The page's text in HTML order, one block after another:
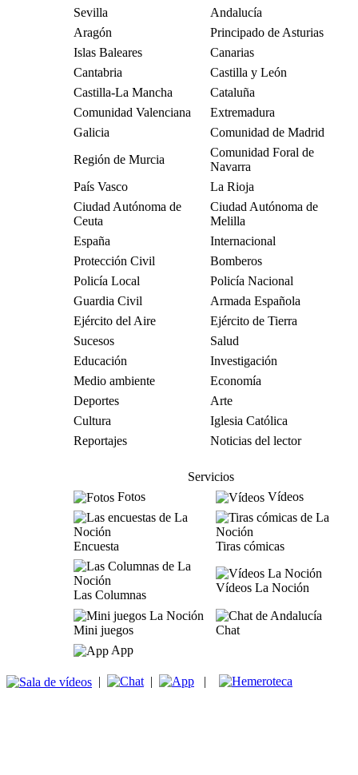
Sevilla
Andalucía
Aragón
Principado de Asturias
Islas Baleares
Canarias
Cantabria
Castilla y León
Castilla-La Mancha
Cataluña
Comunidad Valenciana
Extremadura
Galicia
Comunidad de Madrid
Región de Murcia
Comunidad Foral de
Navarra
País Vasco
La Rioja
Ciudad Autónoma de
Ceuta
Ciudad Autónoma de
Melilla
España
Internacional
Protección Civil
Bomberos
Policía Local
Policía Nacional
Guardia Civil
Armada Española
Ejército del Aire
Ejército de Tierra
Sucesos
Salud
Educación
Investigación
Medio ambiente
Economía
Deportes
Arte
Cultura
Iglesia Católica
Reportajes
Noticias del lector
Servicios
Fotos
Vídeos
Encuesta Tiras cómicas
Las Columnas
Vídeos La Noción
Mini juegos
Chat
App
| | |